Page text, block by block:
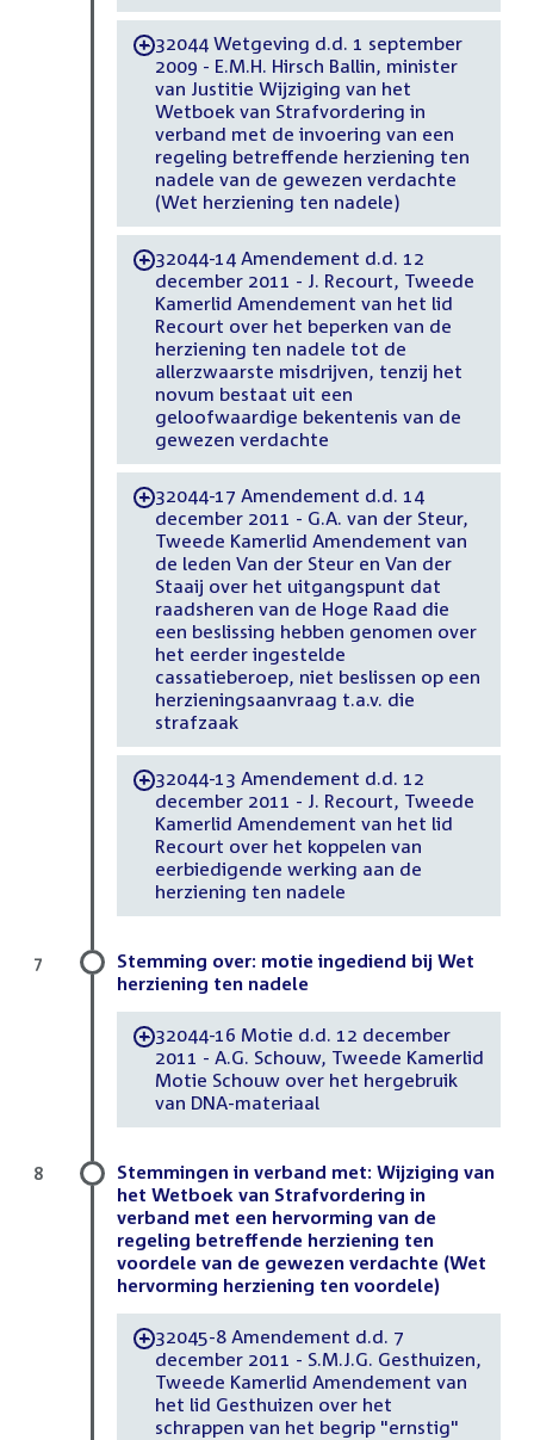
-32044 Wetgeving d.d. 1 september
2009 - E.M.H. Hirsch Ballin, minister
van Justitie Wijziging van het
Wetboek van Strafvordering in
verband met de invoering van een
regeling betreffende herziening ten
nadele van de gewezen verdachte
(Wet herziening ten nadele)
-32044-14 Amendement d.d. 12
december 2011 - J. Recourt, Tweede
Kamerlid Amendement van het lid
Recourt over het beperken van de
herziening ten nadele tot de
allerzwaarste misdrijven, tenzij het
novum bestaat uit een
geloofwaardige bekentenis van de
gewezen verdachte
-32044-17 Amendement d.d. 14
december 2011 - G.A. van der Steur,
Tweede Kamerlid Amendement van
de leden Van der Steur en Van der
Staaij over het uitgangspunt dat
raadsheren van de Hoge Raad die
een beslissing hebben genomen over
het eerder ingestelde
cassatieberoep, niet beslissen op een
herzieningsaanvraag t.a.v. die
strafzaak
-32044-13 Amendement d.d. 12
december 2011 - J. Recourt, Tweede
Kamerlid Amendement van het lid
Recourt over het koppelen van
eerbiedigende werking aan de
herziening ten nadele
Stemming over: motie ingediend bij Wet
herziening ten nadele
-32044-16 Motie d.d. 12 december
2011 - A.G. Schouw, Tweede Kamerlid
Motie Schouw over het hergebruik
van DNA-materiaal
7
Stemmingen in verband met: Wijziging van
het Wetboek van Strafvordering in
verband met een hervorming van de
regeling betreffende herziening ten
voordele van de gewezen verdachte (Wet
hervorming herziening ten voordele)
-32045-8 Amendement d.d. 7
december 2011 - S.M.J.G. Gesthuizen,
Tweede Kamerlid Amendement van
het lid Gesthuizen over het
schrappen van het begrip "ernstig"
8